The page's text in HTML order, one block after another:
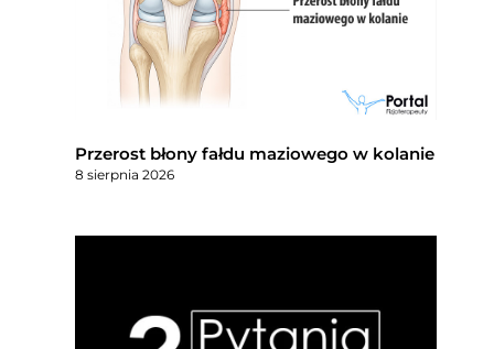
Przerost błony fałdu maziowego w kolanie
8 sierpnia 2026